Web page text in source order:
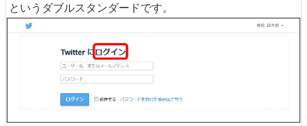
というダブルスタンダードです。